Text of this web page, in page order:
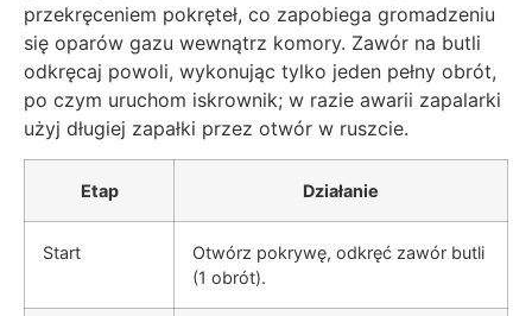
przekręceniem pokręteł, co zapobiega gromadzeniu
się oparów gazu wewnątrz komory. Zawór na butli
odkręcaj powoli, wykonując tylko jeden pełny obrót,
po czym uruchom iskrownik; w razie awarii zapalarki
użyj długiej zapałki przez otwór w ruszcie.
Etap Działanie
Start
Otwórz pokrywę, odkręć zawór butli
(1 obrót).